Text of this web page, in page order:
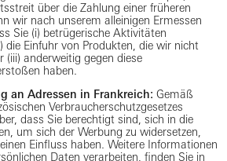
über die Zahlung einer früheren
wir nach unserem alleinigen Ermessen
Sie (i) betrügerische Aktivitäten
die Einfuhr von Produkten, die wir nicht
(iii) anderweitig gegen diese
haben.
an Adressen in Frankreich: Gemäß
Verbraucherschutzgesetzes
dass Sie berechtigt sind, sich in die
um sich der Werbung zu widersetzen,
Einfluss haben. Weitere Informationen
Daten verarbeiten, finden Sie in